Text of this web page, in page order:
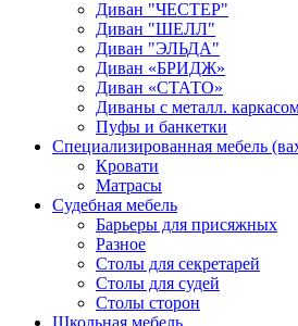
Диван "ЧЕСТЕР"
Диван "ШЕЛЛ"
Диван "ЭЛЬДА"
Диван «БРИДЖ»
Диван «СТАТО»
Диваны с металл.
Пуфы и банкетки
Специализированная мебель
Кровати
Матрасы
Судебная мебель
Барьеры для присяжных
Разное
Столы для секретарей
Столы для судей
Столы сторон